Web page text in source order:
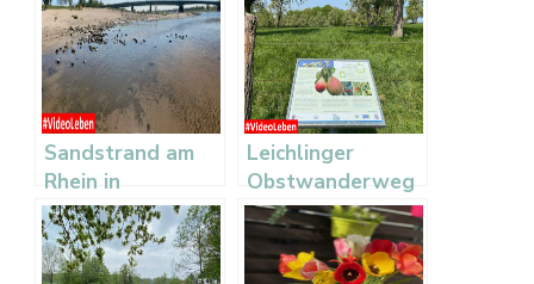
Sandstrand am
Rhein in
Düsseldorf
Leichlinger
Obstwanderweg